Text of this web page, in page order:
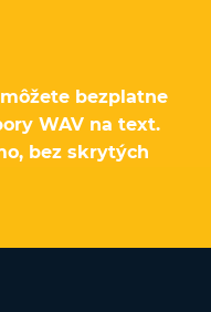
bezplatne
WAV na text.
bez skrytých